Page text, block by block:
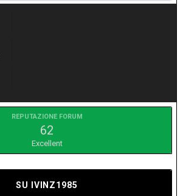
REPUTAZIONE FORUM
62
Excellent
SU IVINZ1985